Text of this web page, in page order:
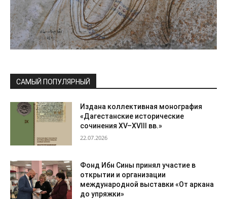
САМЫЙ ПОПУЛЯРНЫЙ
Издана коллективная монография
«Дагестанские исторические
сочинения XV–XVIII вв.»
22.07.2026
Фонд Ибн Сины принял участие в
открытии и организации
международной выставки «От аркана
до упряжки»